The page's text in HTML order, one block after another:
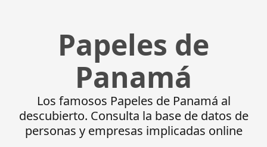
Papeles de
Panamá
Los famosos Papeles de Panamá al
descubierto. Consulta la base de datos de
personas y empresas implicadas online